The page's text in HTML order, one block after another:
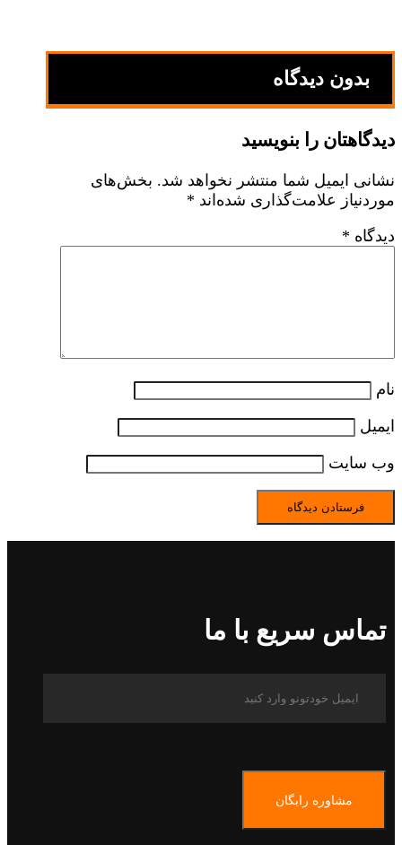
بدون دیدگاه
دیدگاهتان را بنویسید
نشانی ایمیل شما منتشر نخواهد شد. بخش‌های
موردنیاز علامت‌گذاری شده‌اند *
دیدگاه *
نام
ایمیل
وب‌ سایت
تماس سریع با ما
مشاوره رایگان